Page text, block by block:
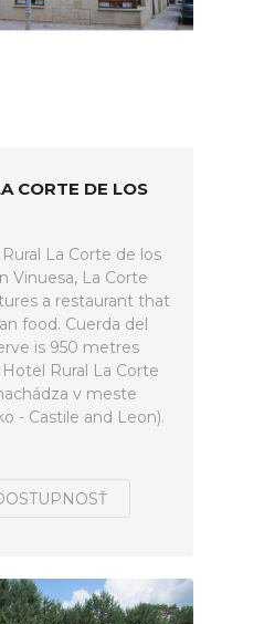
CORTE DE LOS
La Corte de los
Vinuesa, La Corte
a restaurant that
food. Cuerda del
is 950 metres
Rural La Corte
v meste
- Castile and Leon).